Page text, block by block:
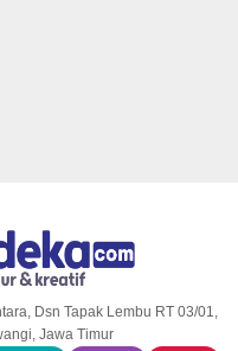
Dsn Tapak Lembu RT 03/01,
Jawa Timur